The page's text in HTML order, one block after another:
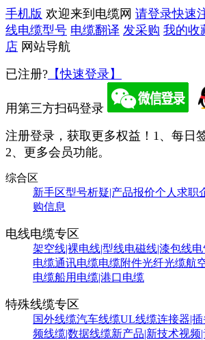
手机版 欢迎来到电缆网 请登录快速
线电缆型号 电缆翻译 发采购 我的收
店 网站导航
已注册? 【快速登录】
用第三方扫码登录
注册登录，获取更多权益！ 1、每日
2、更多会员功能。
综合区
新手区型号析疑|产品报价个人求职
购信息
电线电缆专区
架空线|裸电线|型线电磁线|漆包线
电缆通讯电缆电缆附件光纤光缆航
电缆船用电缆|港口电缆
特殊线缆专区
国外线缆汽车线缆UL线缆连接器|
频线缆|数据线缆新产品|新技术视频